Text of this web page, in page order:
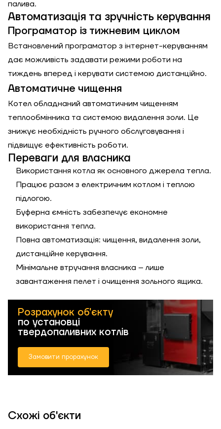
палива.
Автоматизація та зручність керування
Програматор із тижневим циклом
Встановлений програматор з інтернет-керуванням
дає можливість задавати режими роботи на
тиждень вперед і керувати системою дистанційно.
Автоматичне чищення
Котел обладнаний автоматичним чищенням
теплообмінника та системою видалення золи. Це
знижує необхідність ручного обслуговування і
підвищує ефективність роботи.
Переваги для власника
Використання котла як основного джерела тепла.
Працює разом з електричним котлом і теплою
підлогою.
Буферна ємність забезпечує економне
використання тепла.
Повна автоматизація: чищення, видалення золи,
дистанційне керування.
Мінімальне втручання власника – лише
завантаження пелет і очищення зольного ящика.
Розрахунок об'єкту
по установці
твердопаливних котлів
Замовити прорахунок
Схожі об'єкти